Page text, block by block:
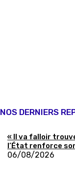
NOS DERNIERS
« Il va falloir
l’État renforce
06/08/2026